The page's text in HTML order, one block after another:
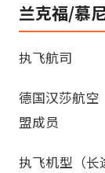
兰克福/慕
执飞航司
德国汉莎航
盟成员
执飞机型（